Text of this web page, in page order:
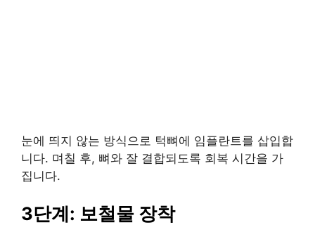
눈에 띄지 않는 방식으로 턱뼈에 임플란트를 삽입합
니다. 며칠 후, 뼈와 잘 결합되도록 회복 시간을 가
집니다.
3단계: 보철물 장착